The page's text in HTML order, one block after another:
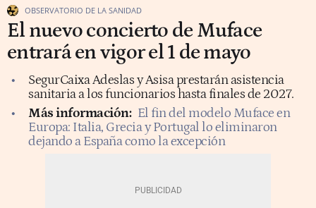
OBSERVATORIO DE LA SANIDAD
El nuevo concierto de Muface
entrará en vigor el 1 de mayo
SegurCaixa Adeslas y Asisa prestarán asistencia
sanitaria a los funcionarios hasta finales de 2027.
Más información: El fin del modelo Muface en
Europa: Italia, Grecia y Portugal lo eliminaron
dejando a España como la excepción